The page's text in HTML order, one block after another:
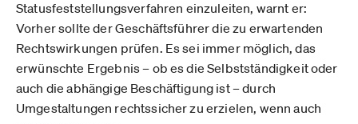
Statusfeststellungsverfahren einzuleiten, warnt er:
Vorher sollte der Geschäftsführer die zu erwartenden
Rechtswirkungen prüfen. Es sei immer möglich, das
erwünschte Ergebnis – ob es die Selbstständigkeit oder
auch die abhängige Beschäftigung ist – durch
Umgestaltungen rechtssicher zu erzielen, wenn auch